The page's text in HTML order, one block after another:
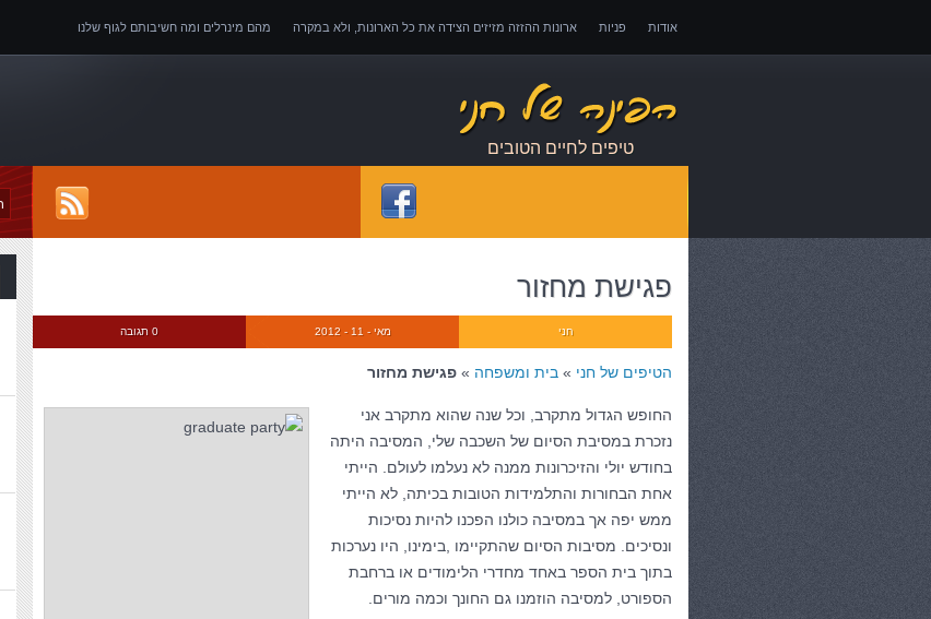
אודות פניות ארונות ההזזה מזיזים הצידה את כל הארונות, ולא במקרה מהם מינרלים ומה חשיבותם לגוף שלנו
אובדן כושר עבודה – כיצד לממש זכויות במקרה של אובדן כושר עבודה
טיפים לחיים הטובים
פגישת מחזור
0 תגובה מאי - 11 - 2012 חני
הטיפים של חני » בית ומשפחה » פגישת מחזור
החופש הגדול מתקרב, וכל שנה שהוא מתקרב אני
נזכרת במסיבת הסיום של השכבה שלי, המסיבה היתה
בחודש יולי והזיכרונות ממנה לא נעלמו לעולם. הייתי
אחת הבחורות והתלמידות הטובות בכיתה, לא הייתי
ממש יפה אך במסיבה כולנו הפכנו להיות נסיכות
ונסיכים. מסיבות הסיום שהתקיימו ,בימינו, היו נערכות
בתוך בית הספר באחד מחדרי הלימודים או ברחבת
הספורט, למסיבה הוזמנו גם החונך וכמה מורים.